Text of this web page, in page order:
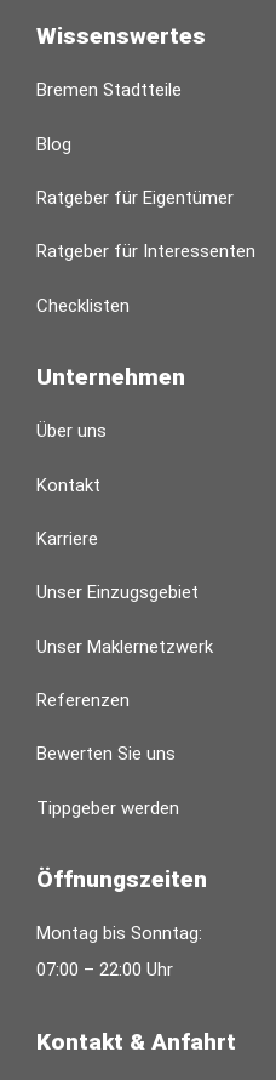
Wissenswertes
Bremen Stadtteile
Blog
Ratgeber für Eigentümer
Ratgeber für Interessenten
Checklisten
Unternehmen
Über uns
Kontakt
Karriere
Unser Einzugsgebiet
Unser Maklernetzwerk
Referenzen
Bewerten Sie uns
Tippgeber werden
Öffnungszeiten
Montag bis Sonntag:
07:00 – 22:00 Uhr
Kontakt & Anfahrt